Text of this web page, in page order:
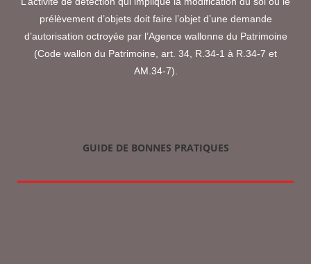
prélèvement d’objets doit faire l’objet d’une demande
d’autorisation octroyée par l’Agence wallonne du Patrimoine
(Code wallon du Patrimoine, art. 34, R.34-1 à R.34-7 et
AM.34-7).
GUIDE DE BONNES PRATIQUES